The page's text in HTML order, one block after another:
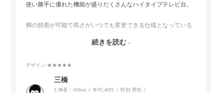
使い勝手に優れた機能が盛りだくさんなハイタイプテレビ台。
脚の脱着が可能で高さがいつでも変更できる仕様となっている
また、補助テーブルとして使用可能なスライドテーブルや収納
内部にもプリンターなどが置けるスライド棚板がついているの
でテレビ台以外にもオフィスなどでの収納家具やリビングでの
続きを読む
デザイン:★★★★★
三橋
1:伸長：169cm 年代:40代 性別:男性